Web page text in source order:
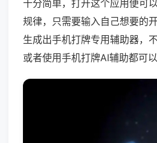
十分简单，打开这个应用便可
规律，只需要输入自己想要的
生成出手机打牌专用辅助器，
或者使用手机打牌AI辅助都可以